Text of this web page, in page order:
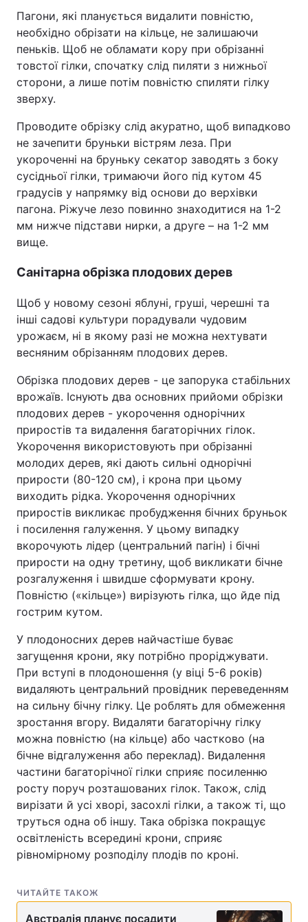
Пагони, які планується видалити повністю,
необхідно обрізати на кільце, не залишаючи
пеньків. Щоб не обламати кору при обрізанні
товстої гілки, спочатку слід пиляти з нижньої
сторони, а лише потім повністю спиляти гілку
зверху.
Проводите обрізку слід акуратно, щоб випадково
не зачепити бруньки вістрям леза. При
укороченні на бруньку секатор заводять з боку
сусідньої гілки, тримаючи його під кутом 45
градусів у напрямку від основи до верхівки
пагона. Ріжуче лезо повинно знаходитися на 1-2
мм нижче підстави нирки, а друге – на 1-2 мм
вище.
Санітарна обрізка плодових дерев
Щоб у новому сезоні яблуні, груші, черешні та
інші садові культури порадували чудовим
урожаєм, ні в якому разі не можна нехтувати
весняним обрізанням плодових дерев.
Обрізка плодових дерев - це запорука стабільних
врожаїв. Існують два основних прийоми обрізки
плодових дерев - укорочення однорічних
приростів та видалення багаторічних гілок.
Укорочення використовують при обрізанні
молодих дерев, які дають сильні однорічні
прирости (80-120 см), і крона при цьому
виходить рідка. Укорочення однорічних
приростів викликає пробудження бічних бруньок
і посилення галуження. У цьому випадку
вкорочують лідер (центральний пагін) і бічні
прирости на одну третину, щоб викликати бічне
розгалуження і швидше сформувати крону.
Повністю («кільце») вирізують гілка, що йде під
гострим кутом.
У плодоносних дерев найчастіше буває
загущення крони, яку потрібно проріджувати.
При вступі в плодоношення (у віці 5-6 років)
видаляють центральний провідник переведенням
на сильну бічну гілку. Це роблять для обмеження
зростання вгору. Видаляти багаторічну гілку
можна повністю (на кільце) або частково (на
бічне відгалуження або переклад). Видалення
частини багаторічної гілки сприяє посиленню
росту поруч розташованих гілок. Також, слід
вирізати й усі хворі, засохлі гілки, а також ті, що
труться одна об іншу. Така обрізка покращує
освітленість всередині крони, сприяє
рівномірному розподілу плодів по кроні.
ЧИТАЙТЕ ТАКОЖ
Австралія планує посадити